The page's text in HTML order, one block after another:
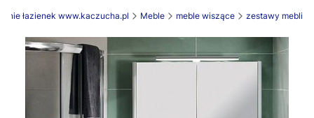
łazienek www.kaczucha.pl Meble meble wiszące zestawy mebli